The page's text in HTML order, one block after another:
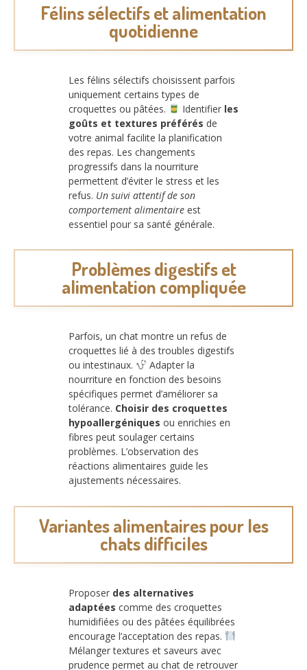
Félins sélectifs et alimentation
quotidienne
Les félins sélectifs choisissent parfois
uniquement certains types de
croquettes ou pâtées.
Identifier les
goûts et textures préférés de
votre animal facilite la planification
des repas. Les changements
progressifs dans la nourriture
permettent d’éviter le stress et les
refus. Un suivi attentif de son
comportement alimentaire est
essentiel pour sa santé générale.
Problèmes digestifs et
alimentation compliquée
Parfois, un chat montre un refus de
croquettes lié à des troubles digestifs
ou intestinaux.
Adapter la
nourriture en fonction des besoins
spécifiques permet d’améliorer sa
tolérance. Choisir des croquettes
hypoallergéniques ou enrichies en
fibres peut soulager certains
problèmes. L’observation des
réactions alimentaires guide les
ajustements nécessaires.
Variantes alimentaires pour les
chats difficiles
Proposer des alternatives
adaptées comme des croquettes
humidifiées ou des pâtées équilibrées
encourage l’acceptation des repas.
Mélanger textures et saveurs avec
prudence permet au chat de retrouver